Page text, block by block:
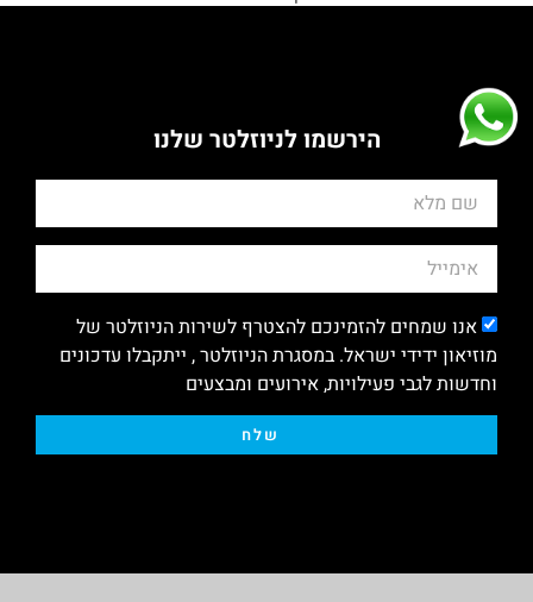
הירשמו לניוזלטר שלנו
אנו שמחים להזמינכם להצטרף לשירות הניוזלטר של
מוזיאון ידידי ישראל. במסגרת הניוזלטר , ייתקבלו עדכונים
וחדשות לגבי פעילויות, אירועים ומבצעים
שלח